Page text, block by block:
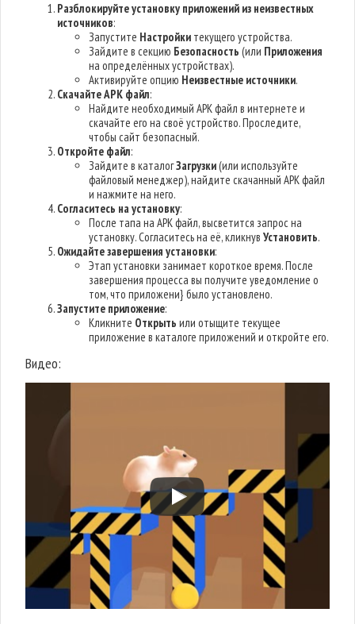
Разблокируйте установку приложений из неизвестных
источников:
Запустите Настройки текущего устройства.
Зайдите в секцию Безопасность (или Приложения
на определённых устройствах).
Активируйте опцию Неизвестные источники.
Скачайте APK файл:
Найдите необходимый APK файл в интернете и
скачайте его на своё устройство. Проследите,
чтобы сайт безопасный.
Откройте файл:
Зайдите в каталогЗагрузки(или используйте
файловый менеджер), найдите скачанный APK файл
и нажмите на него.
Согласитесь на установку:
После тапа на APK файл, высветится запрос на
установку. Согласитесь на её, кликнувУстановить.
Ожидайте завершения установки:
Этап установки занимает короткое время. После
завершения процесса вы получите уведомление о
том, что приложени} было установлено.
Запустите приложение:
Кликните Открыть или отыщите текущее
приложение в каталоге приложений и откройте его.
Видео: